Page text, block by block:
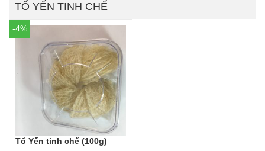
TỔ YẾN TINH CHẾ
-4%
Tổ Yến tinh chế (100g)